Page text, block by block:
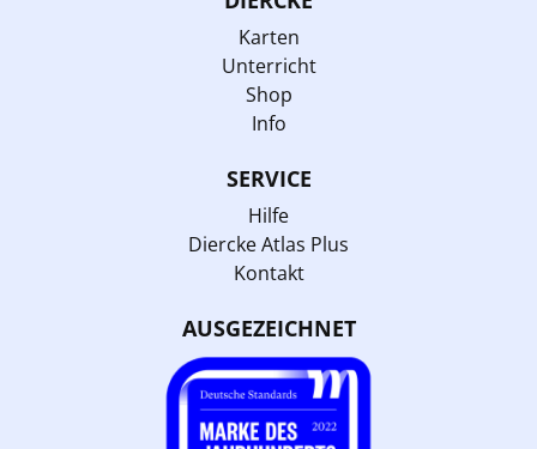
Karten
Unterricht
Shop
Info
SERVICE
Hilfe
Diercke Atlas Plus
Kontakt
AUSGEZEICHNET